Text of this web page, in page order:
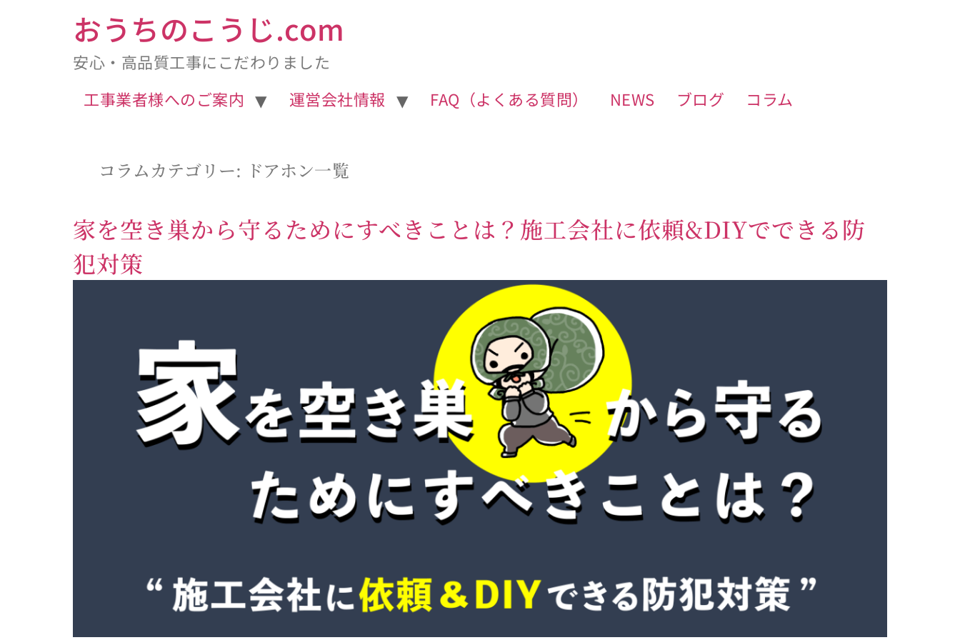
おうちのこうじ.com
安心・高品質工事にこだわりました
工事業者様へのご案内
運営会社情報 FAQ（よくある質問） NEWS ブログ コラム
コラムカテゴリー: ドアホン一覧
家を空き巣から守るためにすべきことは？施工会社に依頼&DIYでできる防
犯対策